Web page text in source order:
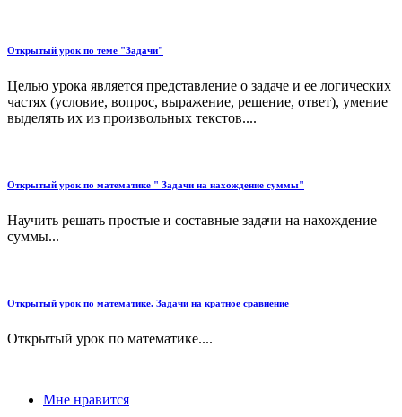
Открытый урок по теме "Задачи"
Целью урока является представление о задаче и ее логических
частях (условие, вопрос, выражение, решение, ответ), умение
выделять их из произвольных текстов....
Открытый урок по математике " Задачи на нахождение суммы"
Научить решать простые и составные задачи на нахождение
суммы...
Открытый урок по математике. Задачи на кратное сравнение
Открытый урок по математике....
Мне нравится